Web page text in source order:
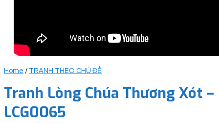
Home / TRANH THEO CHỦ ĐỀ
Tranh Lòng Chúa Thương Xót –
LCG0065